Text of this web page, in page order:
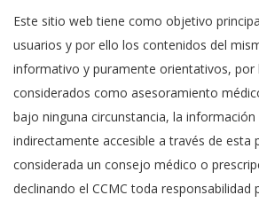
Este sitio web tiene como objetivo
usuarios y por ello los contenidos del
informativo y puramente orientativos,
considerados como asesoramiento
bajo ninguna circunstancia, la
indirectamente accesible a través de esta
considerada un consejo médico o
declinando el CCMC toda responsabilidad